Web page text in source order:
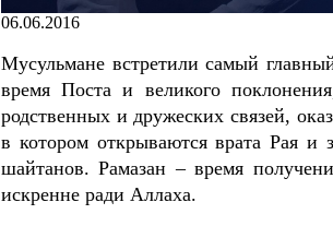
06.06.2016
Мусульмане встретили самый
время Поста и великого
родственных и дружеских связей,
в котором открываются врата Рая и
шайтанов. Рамазан – время
искренне ради Аллаха.